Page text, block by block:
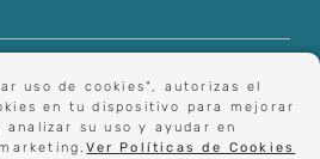
uso de cookies", autorizas el
en tu dispositivo para mejorar
su uso y ayudar en
Ver Políticas de Cookies